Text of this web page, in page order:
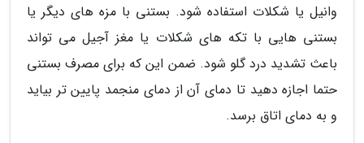
وانیل یا شکلات استفاده شود. بستنی با مزه های دیگر یا
بستنی هایی با تکه های شکلات یا مغز آجیل می تواند
باعث تشدید درد گلو شود. ضمن این که برای مصرف بستنی
حتما اجازه دهید تا دمای آن از دمای منجمد پایین تر بیاید
و به دمای اتاق برسد.